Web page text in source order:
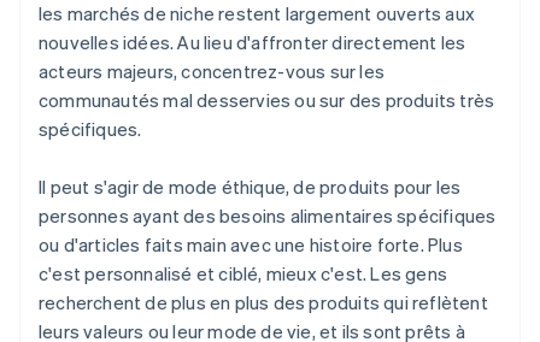
les marchés de niche restent largement ouverts aux
nouvelles idées. Au lieu d'affronter directement les
acteurs majeurs, concentrez-vous sur les
communautés mal desservies ou sur des produits très
spécifiques.
Il peut s'agir de mode éthique, de produits pour les
personnes ayant des besoins alimentaires spécifiques
ou d'articles faits main avec une histoire forte. Plus
c'est personnalisé et ciblé, mieux c'est. Les gens
recherchent de plus en plus des produits qui reflètent
leurs valeurs ou leur mode de vie, et ils sont prêts à